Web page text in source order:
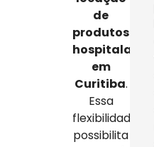
de
produtos
hospitalares
em
Curitiba.
Essa
flexibilidade
possibilita